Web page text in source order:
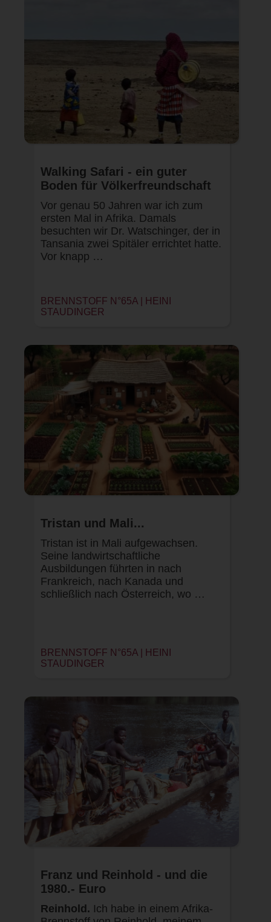
Walking Safari - ein guter
Boden für Völkerfreundschaft
Vor genau 50 Jahren war ich zum
ersten Mal in Afrika. Damals
besuchten wir Dr. Watschinger, der in
Tansania zwei Spitäler errichtet hatte.
Vor knapp …
BRENNSTOFF N°65A |
HEINI
STAUDINGER
Tristan und Mali...
Tristan ist in Mali aufgewachsen.
Seine landwirtschaftliche
Ausbildungen führten in nach
Frankreich, nach Kanada und
schließlich nach Österreich, wo …
BRENNSTOFF N°65A |
HEINI
STAUDINGER
Franz und Reinhold - und die
1980.- Euro
Reinhold. Ich habe in einem Afrika-